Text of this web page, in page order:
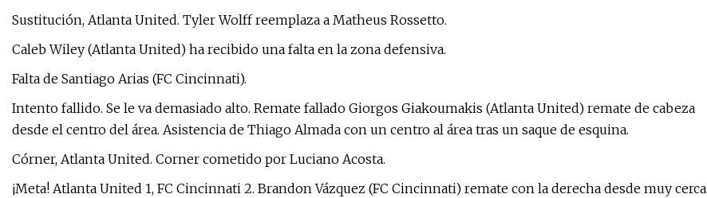
Sustitución, Atlanta United. Tyler Wolff reemplaza a Matheus Rossetto.
Caleb Wiley (Atlanta United) ha recibido una falta en la zona defensiva.
Falta de Santiago Arias (FC Cincinnati).
Intento fallido. Se le va demasiado alto. Remate fallado Giorgos Giakoumakis (Atlanta United) remate de cabeza
desde el centro del área. Asistencia de Thiago Almada con un centro al área tras un saque de esquina.
Córner, Atlanta United. Corner cometido por Luciano Acosta.
¡Meta! Atlanta United 1, FC Cincinnati 2. Brandon Vázquez (FC Cincinnati) remate con la derecha desde muy cerca